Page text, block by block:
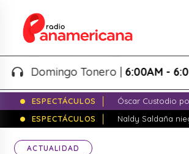
Domingo Tonero |6:00AM -
ESPECTÁCULOS
Óscar Custodio
ESPECTÁCULOS
Naldy Saldaña
ACTUALIDAD